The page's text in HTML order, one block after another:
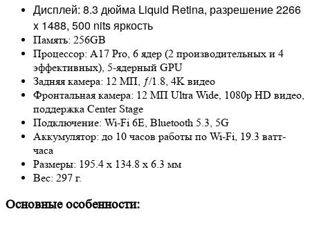
Дисплей: 8.3 дюйма Liquid Retina, разрешение 2266
x 1488, 500 nits яркость
Память: 256GB
Процессор: A17 Pro, 6 ядер (2 производительных и 4
эффективных), 5-ядерный GPU
Задняя камера: 12 МП, ƒ/1.8, 4K видео
Фронтальная камера: 12 МП Ultra Wide, 1080p HD видео,
поддержка Center Stage
Подключение: Wi-Fi 6E, Bluetooth 5.3, 5G
Аккумулятор: до 10 часов работы по Wi-Fi, 19.3 ватт-
часа
Размеры: 195.4 x 134.8 x 6.3 мм
Вес: 297 г.
Основные особенности: